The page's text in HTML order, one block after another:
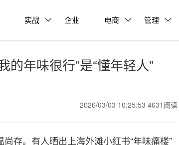
实战 企业 电商 管理
年味很行”是“懂年轻人”
2026/03/03 10:25:53 4631阅读
存。有人晒出上海外滩小红书“年味痛楼”